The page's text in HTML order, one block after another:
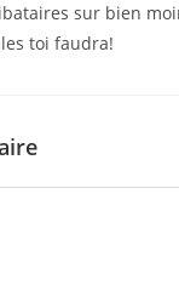
sur bien
toi faudra!